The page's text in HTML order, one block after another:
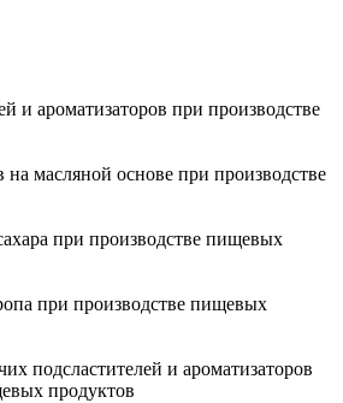
и ароматизаторов при производстве
масляной основе при производстве
при производстве пищевых
при производстве пищевых
подсластителей и ароматизаторов
продуктов